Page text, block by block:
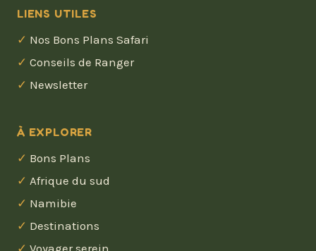
LIENS UTILES
Nos Bons Plans Safari
Conseils de Ranger
Newsletter
À EXPLORER
Bons Plans
Afrique du sud
Namibie
Destinations
Voyager serein